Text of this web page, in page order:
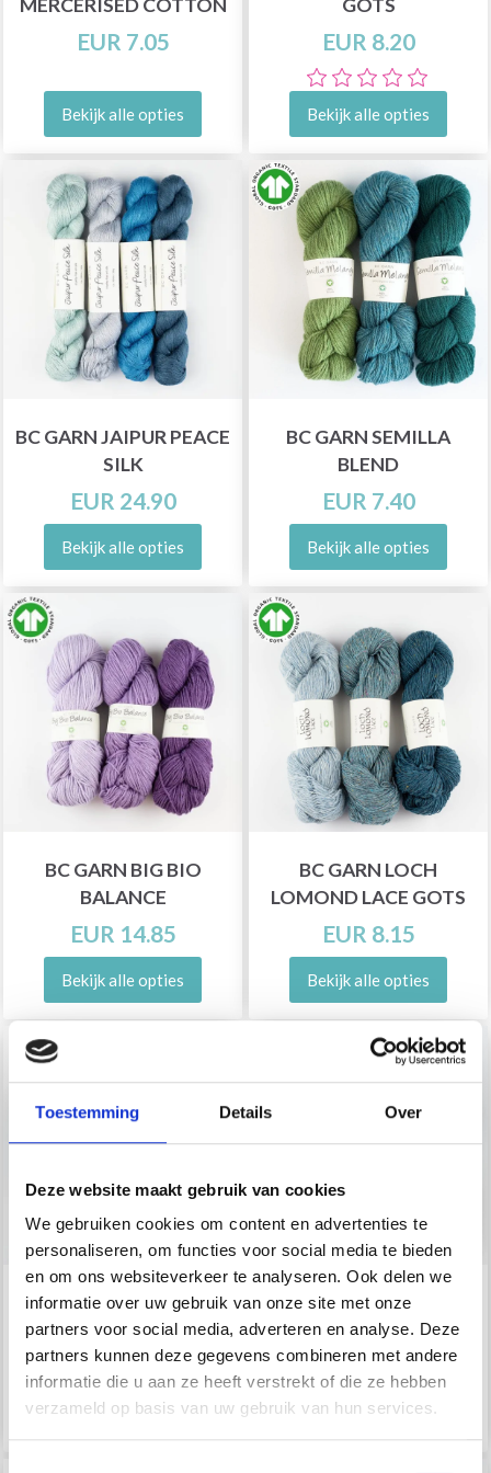
Toestemming Details Over
Deze website maakt gebruik van cookies
We gebruiken cookies om content en advertenties te
personaliseren, om functies voor social media te bieden
en om ons websiteverkeer te analyseren. Ook delen we
informatie over uw gebruik van onze site met onze
partners voor social media, adverteren en analyse. Deze
partners kunnen deze gegevens combineren met andere
informatie die u aan ze heeft verstrekt of die ze hebben
verzameld op basis van uw gebruik van hun services.
MERCERISED COTTON
EUR 7.05
Bekijk alle opties
GOTS
EUR 8.20
Bekijk alle opties
BC GARN JAIPUR PEACE
SILK
EUR 24.90
Bekijk alle opties
BC GARN SEMILLA
BLEND
EUR 7.40
Bekijk alle opties
BC GARN BIG BIO
BALANCE
EUR 14.85
Bekijk alle opties
BC GARN LOCH
LOMOND LACE GOTS
EUR 8.15
Bekijk alle opties
BC GARN SEMILLA
SILKBLOOM GOTS
EUR 13.65
Bekijk alle opties
BC GARN SEMILLA
PURA GOTS
EUR 14.60
Bekijk alle opties
Économisez jusqu'à 50 %
Soyez le premier à connaître nos soldes et
offres limitées en vous inscrivant à notre